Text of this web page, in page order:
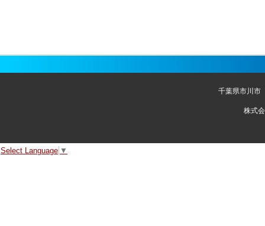
千葉県市川市
株式
Select Language ▼